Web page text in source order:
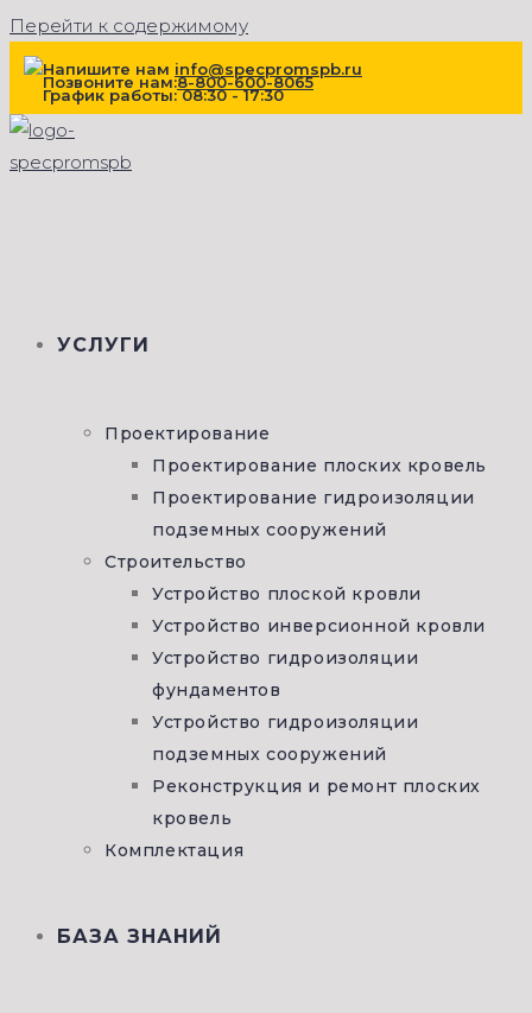
Перейти к содержимому
Напишите нам info@specpromspb.ru
Позвоните нам:8-800-600-8065
График работы: 08:30 - 17:30
УСЛУГИ
Проектирование
Проектирование плоских кровель
Проектирование гидроизоляции
подземных сооружений
Строительство
Устройство плоской кровли
Устройство инверсионной кровли
Устройство гидроизоляции
фундаментов
Устройство гидроизоляции
подземных сооружений
Реконструкция и ремонт плоских
кровель
Комплектация
БАЗА ЗНАНИЙ